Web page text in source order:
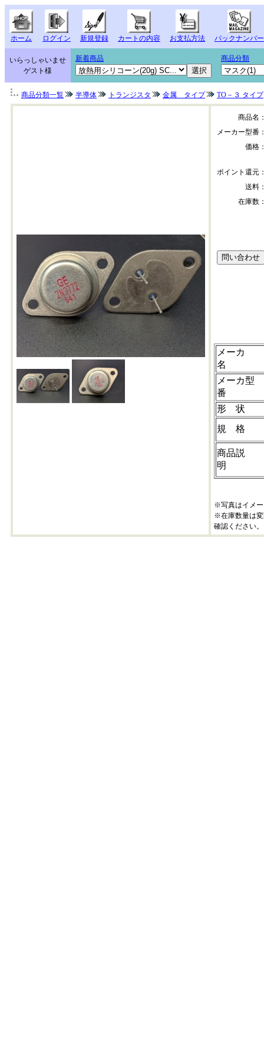
ホーム ログイン 新規登録 カートの内容 お支払方法 バックナンバー
いらっしゃいませ
ゲスト様
新着商品 商品分類
商品分類一覧 半導体 トランジスタ 金属 タイプ TO－３ タイプ
商品名
メーカー型番
価格
ポイント還元
送料
在庫数
メーカ
名
メーカ型
番
形 状
規 格
商品説
明
※写真はイメ
※在庫数量は変
確認ください。